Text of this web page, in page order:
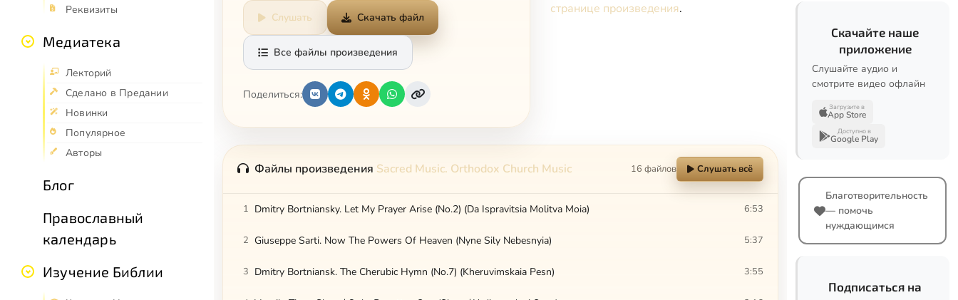
Реквизиты
Медиатека
Лекторий
Сделано в Предании
Новинки
Популярное
Авторы
Блог
Православный
календарь
Изучение Библии
Слушать Скачать файл
Все файлы произведения
Поделиться:
странице произведения.
Файлы произведения Sacred Music. Orthodox Church Music 16 файлов Слушать всё
1 Dmitry Bortniansky. Let My Prayer Arise (No.2) (Da Ispravitsia Molitva Moia) 6:53
2 Giuseppe Sarti. Now The Powers Of Heaven (Nyne Sily Nebesnyia) 5:37
3 Dmitry Bortniansk. The Cherubic Hymn (No.7) (Kheruvimskaia Pesn) 3:55
Скачайте наше
приложение
Слушайте аудио и
смотрите видео офлайн
Загрузите в
App Store
Доступно в
Google Play
Благотворительность
— помочь
нуждающимся
Подписаться на